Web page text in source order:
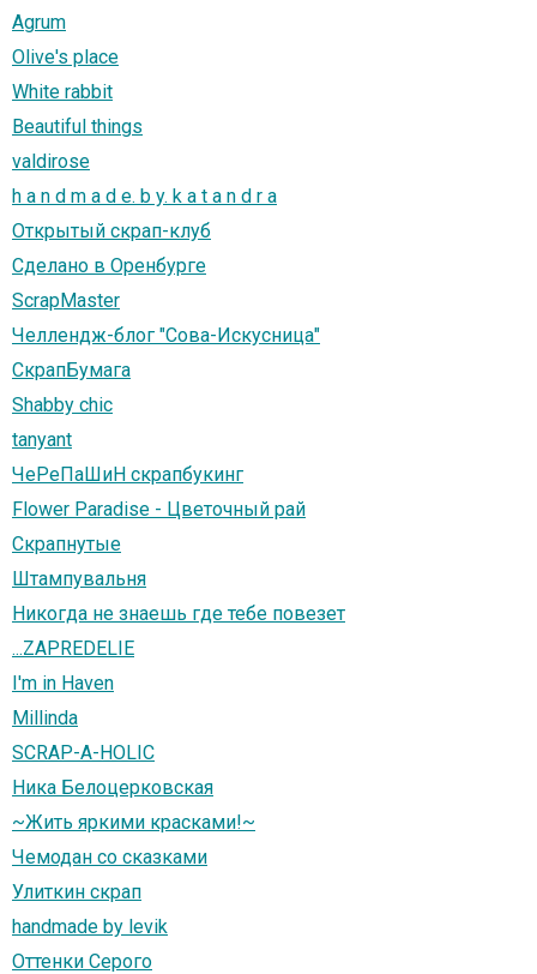
Agrum
Olive's place
White rabbit
Beautiful things
valdirose
h a n d m a d e. b y. k a t a n d r a
Открытый скрап-клуб
Сделано в Оренбурге
ScrapMaster
Челлендж-блог "Сова-Искусница"
СкрапБумага
Shabby chic
tanyant
ЧеРеПаШиН скрапбукинг
Flower Paradise - Цветочный рай
Скрапнутые
Штампувальня
Никогда не знаешь где тебе повезет
...ZAPREDELIE
I'm in Haven
Millinda
SCRAP-A-HOLIC
Ника Белоцерковская
~Жить яркими красками!~
Чемодан со сказками
Улиткин скрап
handmade by levik
Оттенки Серого